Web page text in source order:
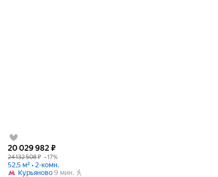
24 132 508₽ –17%
20 029 982 ₽
52,5 м² • 2-комн.
Курьяново9 мин.